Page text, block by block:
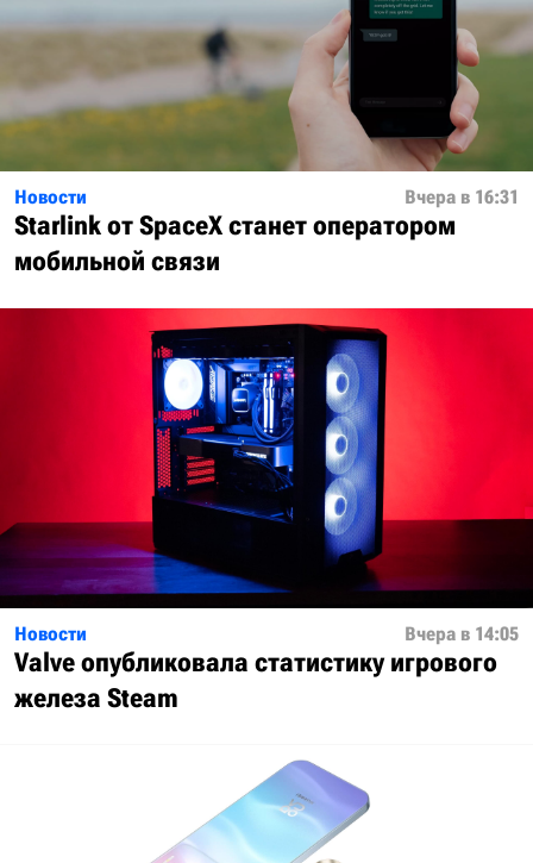
Новости Вчера в 16:31
Starlink от SpaceX станет оператором
мобильной связи
Новости Вчера в 14:05
Valve опубликовала статистику игрового
железа Steam